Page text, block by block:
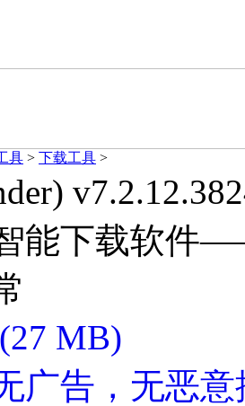
具 > 下载工具 >
能下载软件
(27 MB)
广告，无恶意